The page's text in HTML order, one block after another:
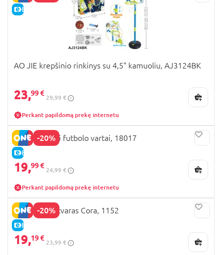
E-KAINA
AO JIE krepšinio rinkinys su 4,5" kamuoliu, AJ3124BK
23,99 €
29,99 €
Perkant papildomą prekę internetu
-20%
E-KAINA
MONDO mini futbolo vartai, 18017
19,99 €
24,99 €
Perkant papildomą prekę internetu
-20%
E-KAINA
GUNTHER aitvaras Cora, 1152
19,19 €
23,99 €